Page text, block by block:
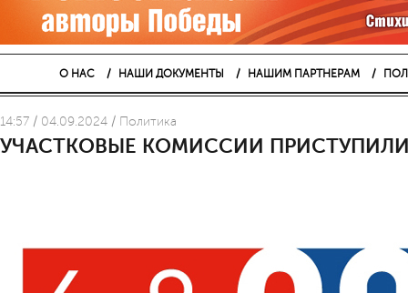
О НАС НАШИ ДОКУМЕНТЫ НАШИМ ПАРТНЕРАМ
14:57 / 04.09.2024 / Политика
УЧАСТКОВЫЕ КОМИССИИ ПРИСТУПИЛИ